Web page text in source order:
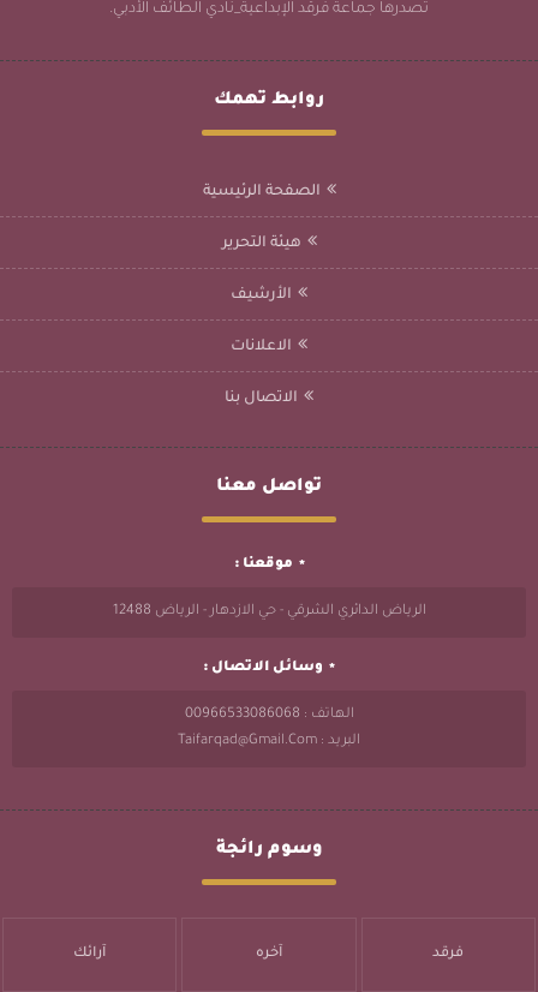
تصدرها جماعة فرقد الإبداعية_نادي الطائف الأدبي.
روابط تهمك
الصفحة الرئيسية
هيئة التحرير
الأرشيف
الاعلانات
الاتصال بنا
تواصل معنا
موقعنا :
الرياض الدائري الشرقي - حي الازدهار - الرياض 12488
وسائل الاتصال :
الهاتف : 00966533086068
البريد : Taifarqad@gmail.com
وسوم رائجة
فرقد آخره آرائك